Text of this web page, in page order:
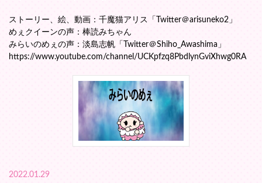
ストーリー、絵、動画：千魔猫アリス「Twitter＠arisuneko2」
めぇクイーンの声：棒読みちゃん
みらいのめぇの声：淡島志帆「Twitter＠Shiho_Awashima」
https://www.youtube.com/channel/UCKpfzq8PbdlynGviXhwg0RA
2022.01.29